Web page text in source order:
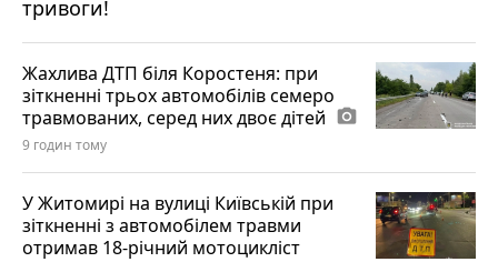
тривоги!
Жахлива ДТП біля Коростеня: при
зіткненні трьох автомобілів семеро
травмованих, серед них двоє дітей photo_camera
9 годин тому
У Житомирі на вулиці Київській при
зіткненні з автомобілем травми
отримав 18-річний мотоцикліст